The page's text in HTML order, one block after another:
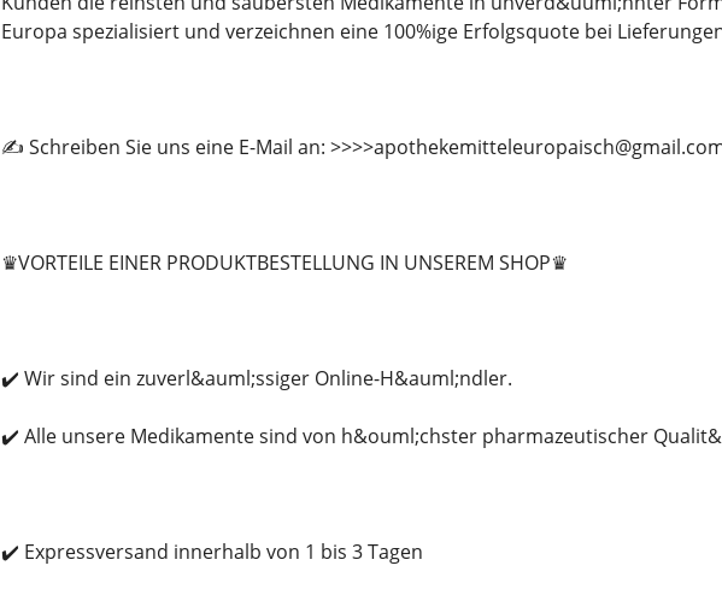
Europa spezialisiert und verzeichnen eine 100%ige Erfolgsquote bei
✍️ Schreiben Sie uns eine E-Mail an:
♛VORTEILE EINER PRODUKTBESTELLUNG IN UNSEREM SHOP♛
✔️ Wir sind ein zuverl&auml;ssiger Online-H&auml;ndler.
✔️ Alle unsere Medikamente sind von h&ouml;chster pharmazeutischer
✔️ Expressversand innerhalb von 1 bis 3 Tagen